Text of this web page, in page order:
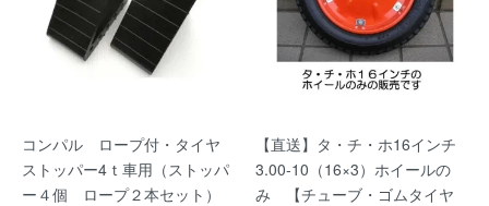
コンパル ロープ付・タイヤ
ストッパー4ｔ車用（ストッパ
ー４個 ロープ２本セット）
【直送】タ・チ・ホ16インチ
3.00-10（16×3）ホイールの
み 【チューブ・ゴムタイヤ